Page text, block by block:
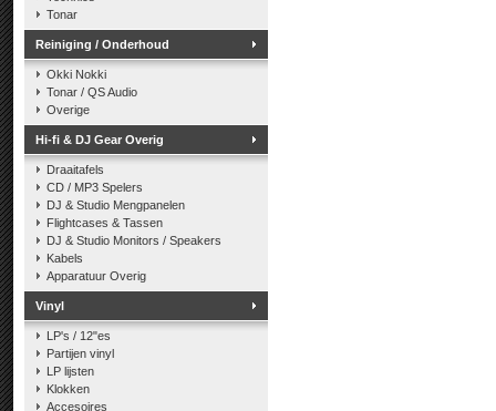
Tonar
Reiniging / Onderhoud
Okki Nokki
Tonar / QS Audio
Overige
Hi-fi & DJ Gear Overig
Draaitafels
CD / MP3 Spelers
DJ & Studio Mengpanelen
Flightcases & Tassen
DJ & Studio Monitors / Speakers
Kabels
Apparatuur Overig
Vinyl
LP's / 12"es
Partijen vinyl
LP lijsten
Klokken
Accesoires